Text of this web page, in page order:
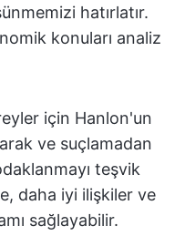
hatırlatır.
konuları analiz
için Hanlon'un
ve suçlamadan
teşvik
daha iyi ilişkiler ve
sağlayabilir.